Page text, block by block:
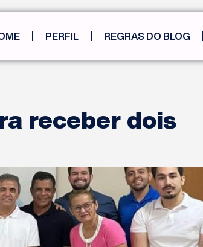
PERFIL REGRAS DO BLOG
receber dois